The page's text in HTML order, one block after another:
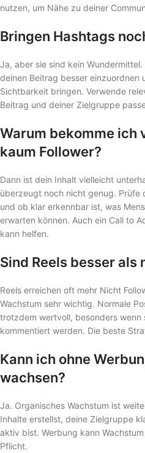
nutzen, um Nähe zu deiner
Bringen Hashtags
Ja, aber sie sind kein
deinen Beitrag besser einzuordnen
Sichtbarkeit bringen. Verwende
Beitrag und deiner Zielgruppe
Warum bekomme ich
kaum Follower?
Dann ist dein Inhalt vielleicht
überzeugt noch nicht genug. Prüfe
und ob klar erkennbar ist, was
erwarten können. Auch ein Call to
kann helfen.
Sind Reels besser als
Reels erreichen oft mehr Nicht
Wachstum sehr wichtig. Normale
trotzdem wertvoll, besonders
kommentiert werden. Die beste
Kann ich ohne
wachsen?
Ja. Organisches Wachstum ist
Inhalte erstellst, deine Zielgruppe
aktiv bist. Werbung kann
Pflicht.